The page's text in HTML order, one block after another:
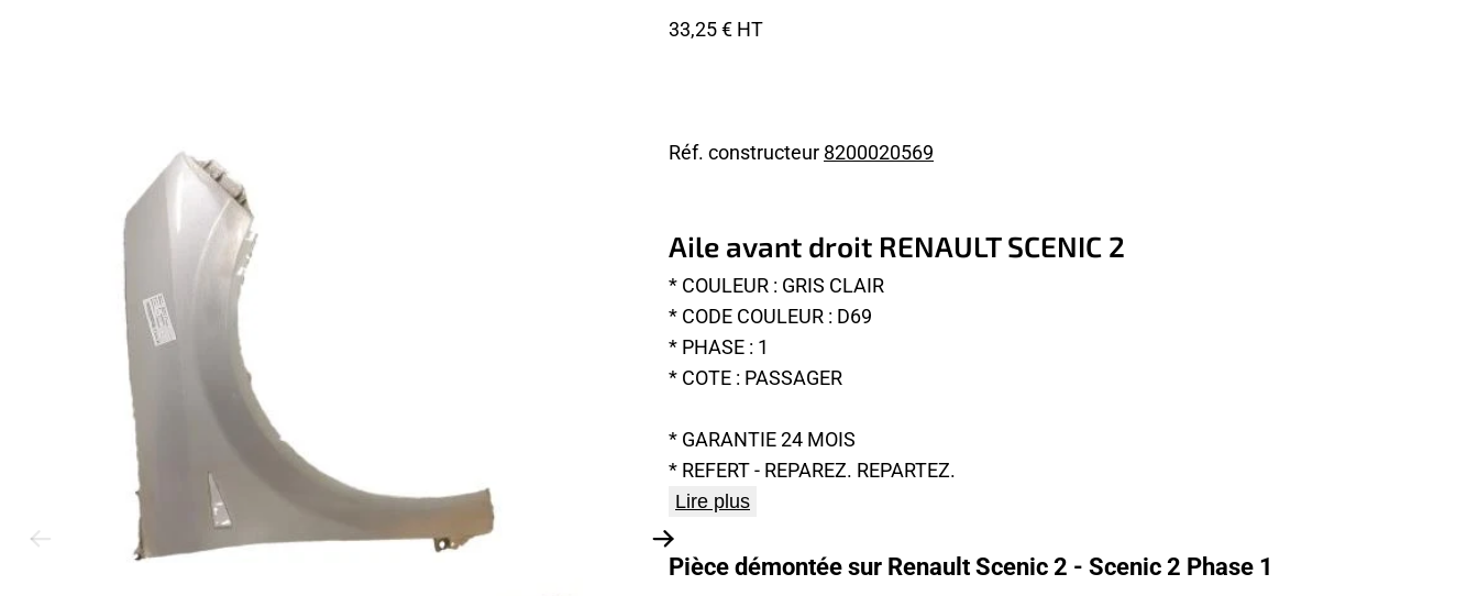
33,25 € HT
Réf. constructeur 8200020569
Aile avant droit RENAULT SCENIC 2
* COULEUR : GRIS CLAIR
* CODE COULEUR : D69
* PHASE : 1
* COTE : PASSAGER
* GARANTIE 24 MOIS
* REFERT - REPAREZ. REPARTEZ.
Lire plus
Pièce démontée sur Renault Scenic 2 - Scenic 2 Phase 1